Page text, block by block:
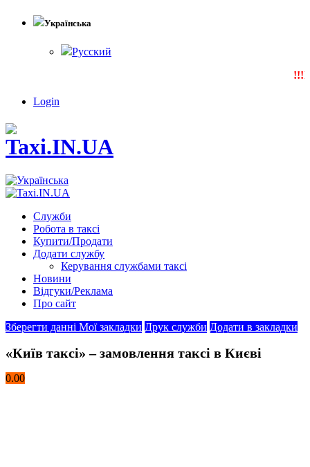
Українська
Русский
Login
Служби
Робота в таксі
Купити/Продати
Додати службу
Керування службами таксі
Новини
Відгуки/Реклама
Про сайт
Зберегти данні Мої закладки Друк служби Додати в закладки
«Київ таксі» – замовлення таксі в Києві
0.00